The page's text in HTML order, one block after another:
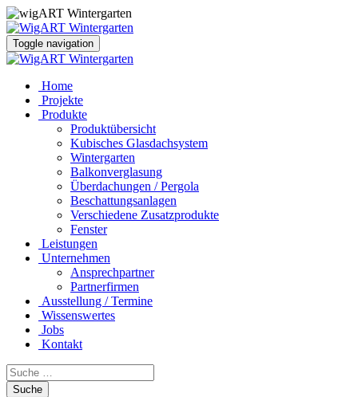
Toggle navigation
Home
Projekte
Produkte
Produktübersicht
Kubisches Glasdachsystem
Wintergarten
Balkonverglasung
Überdachungen / Pergola
Beschattungsanlagen
Verschiedene Zusatzprodukte
Fenster
Leistungen
Unternehmen
Ansprechpartner
Partnerfirmen
Ausstellung / Termine
Wissenswertes
Jobs
Kontakt
Suche
nach: